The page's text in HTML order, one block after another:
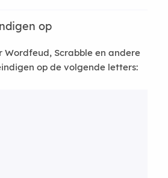
op
Wordfeud, Scrabble en andere
op de volgende letters: